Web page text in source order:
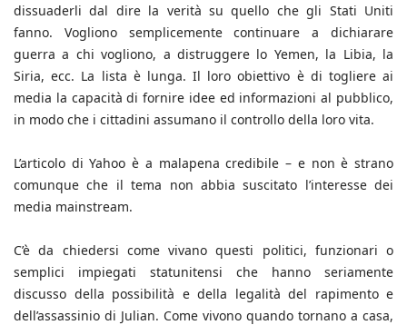
dissuaderli dal dire la verità su quello che gli Stati Uniti
fanno. Vogliono semplicemente continuare a dichiarare
guerra a chi vogliono, a distruggere lo Yemen, la Libia, la
Siria, ecc. La lista è lunga. Il loro obiettivo è di togliere ai
media la capacità di fornire idee ed informazioni al pubblico,
in modo che i cittadini assumano il controllo della loro vita.
L’articolo di Yahoo è a malapena credibile – e non è strano
comunque che il tema non abbia suscitato l’interesse dei
media mainstream.
C’è da chiedersi come vivano questi politici, funzionari o
semplici impiegati statunitensi che hanno seriamente
discusso della possibilità e della legalità del rapimento e
dell’assassinio di Julian. Come vivono quando tornano a casa,